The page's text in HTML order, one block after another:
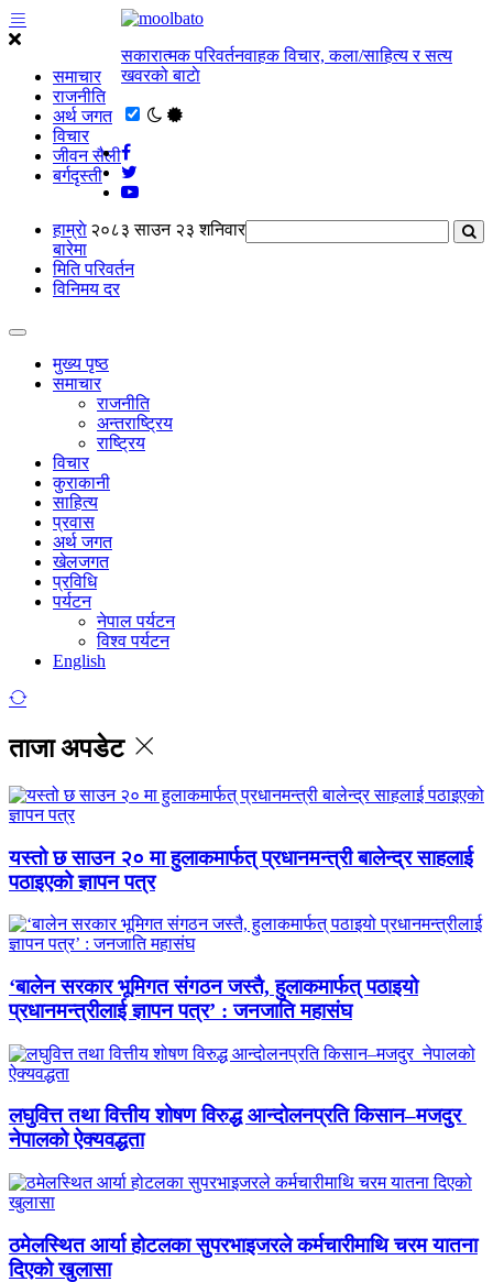
समाचार
राजनीति
अर्थ जगत
विचार
जीवन सैली
बर्गदृस्ती
सकारात्मक परिवर्तनवाहक विचार, कला/साहित्य र सत्य
खवरको बाटाे
२०८३ साउन २३ शनिवार
हाम्राे
बारेमा
मिति परिवर्तन
विनिमय दर
मुख्य पृष्ठ
समाचार
राजनीति
अन्तराष्ट्रिय
राष्ट्रिय
विचार
कुराकानी
साहित्य
प्रवास
अर्थ जगत
खेलजगत
प्रविधि
पर्यटन
नेपाल पर्यटन
विश्व पर्यटन
English
ताजा अपडेट
यस्तो छ साउन २० मा हुलाकमार्फत् प्रधानमन्त्री बालेन्द्र साहलाई
पठाइएको ज्ञापन पत्र
‘बालेन सरकार भूमिगत संगठन जस्तै, हुलाकमार्फत् पठाइयो
प्रधानमन्त्रीलाई ज्ञापन पत्र’ : जनजाति महासंघ
लघुवित्त तथा वित्तीय शोषण विरुद्ध आन्दोलनप्रति किसान–मजदुर
नेपालको ऐक्यवद्धता
ठमेलस्थित आर्या होटलका सुपरभाइजरले कर्मचारीमाथि चरम यातना
दिएको खुलासा